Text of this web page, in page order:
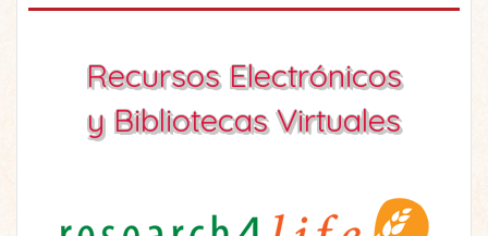
Recursos Electrónicos
y Bibliotecas Virtuales